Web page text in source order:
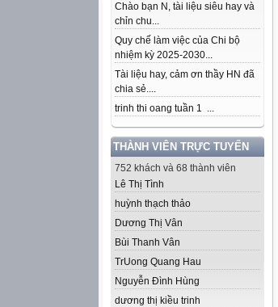
Chào bạn N, tài liệu siêu hay và
chỉn chu...
Quy chế làm việc của Chi bộ
nhiệm kỳ 2025-2030...
Tài liệu hay, cảm ơn thầy HN đã
chia sẻ....
trinh thi oang tuần 1 ...
THÀNH VIÊN TRỰC TUYẾN
752 khách và 68 thành viên
Lê Thị Tình
huỳnh thạch thảo
Dương Thị Vân
Bùi Thanh Vân
Tr­Uong Quang Hau
Nguyễn Đình Hùng
dương thị kiều trinh